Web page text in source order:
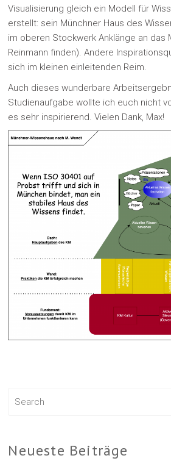
Visualisierung gleich ein Modell für
erstellt: sein Münchner Haus des
im oberen Stockwerk Anklänge an das
Reinmann finden). Andere
sich im kleinen einleitenden Reim.
Auch dieses wunderbare
Studienaufgabe wollte ich euch nicht
es sehr inspirierend. Vielen Dank, Max!
Neueste Beiträge